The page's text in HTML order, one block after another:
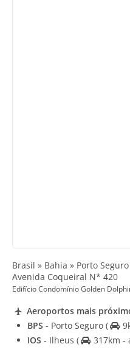
Brasil » Bahia » Porto
Avenida Coqueiral N* 420
Edifício Condomínio Golden
Aeroportos mais
BPS - Porto Seguro (
IOS - Ilheus ( 317km -